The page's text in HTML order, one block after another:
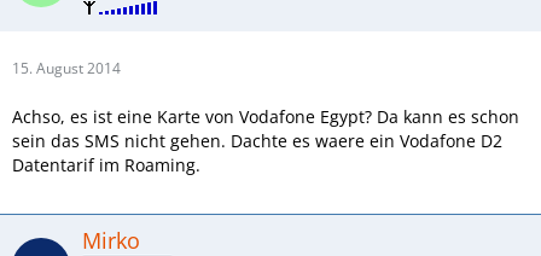
15. August 2014
Achso, es ist eine Karte von Vodafone Egypt? Da kann es schon
sein das SMS nicht gehen. Dachte es waere ein Vodafone D2
Datentarif im Roaming.
Mirko